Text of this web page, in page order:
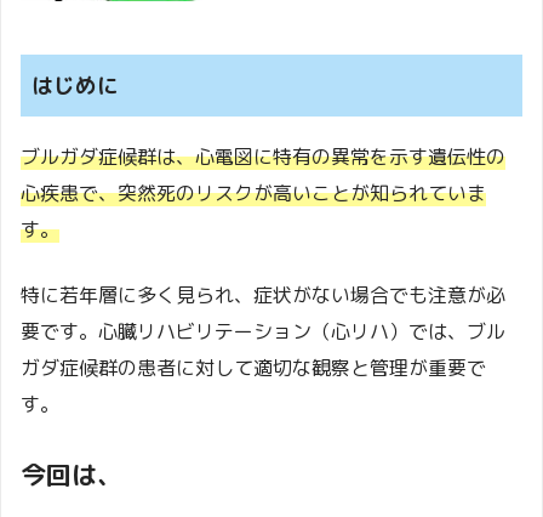
はじめに
ブルガダ症候群は、心電図に特有の異常を示す遺伝性の
心疾患で、突然死のリスクが高いことが知られていま
す。
特に若年層に多く見られ、症状がない場合でも注意が必
要です。心臓リハビリテーション（心リハ）では、ブル
ガダ症候群の患者に対して適切な観察と管理が重要で
す。
今回は、